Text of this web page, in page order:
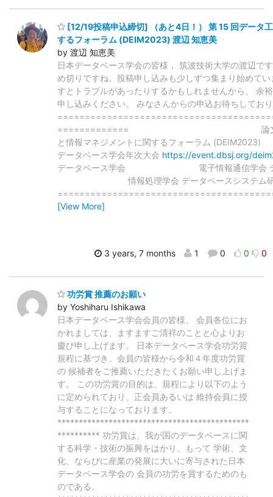
[12/19投稿申込締切] （あと4日！） 第 15 回データ
するフォーラム (DEIM2023) 渡辺 知恵美
by 渡辺 知恵美
日本データベース学会の皆様， 筑波技術大学の渡辺で
め切りですね。投稿申し込みも少しずつ集まり始めて
すとトラブルがあったりするかもしれませんから、 余
申し込みください。 みなさんからの申込お待ちしてお
============= 論文募集 第
と情報マネジメントに関するフォーラム
データベース学会年次大会 https://event.dbsj.org/
データベース学会 電子情報通信学会 デー
情報処理学会 データベースシス
[View More]
3 years, 7 months 1 0 0 0
功労賞 推薦のお願い
by Yoshiharu Ishikawa
日本データベース学会会員の皆様、 会員各位にお
かれましては、ますますご清祥のことと心よりお
慶び申し上げます。 日本データベース学会功労賞
規程に基づき、会員の皆様から令和４年度功労賞
の 候補者をご推薦いただきたくお願い申し上げま
す。 この功労賞の目的は、規程により以下のよう
に定められており、正会員あるいは 維持会員に授
与することになっております。
*********************************************
********** 功労賞は、我が国のデータベースに関
する科学・技術の振興をはかり、もって 学術、文
化、ならびに産業の発展に大いに寄与された日本
データベース学会の 会員の功労を賞するためのも
のである。